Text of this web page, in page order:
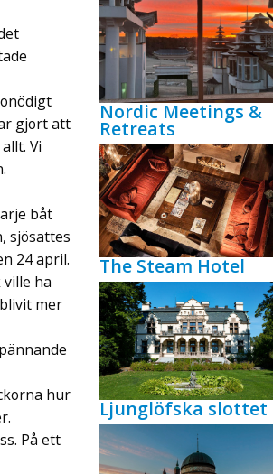
gjort att
Vi
båt
sjösattes
24 april.
ha
mer
hur
På ett
Nordic Meetings &
Retreats
The Steam Hotel
Ljunglöfska slottet